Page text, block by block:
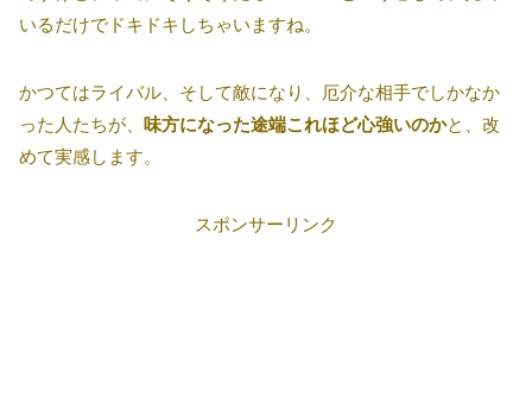
いるだけでドキドキしちゃいますね。
かつてはライバル、そして敵になり、厄介な相手でしかなか
った人たちが、 味方になった途端これほど心強いのかと、改
めて実感します。
スポンサーリンク